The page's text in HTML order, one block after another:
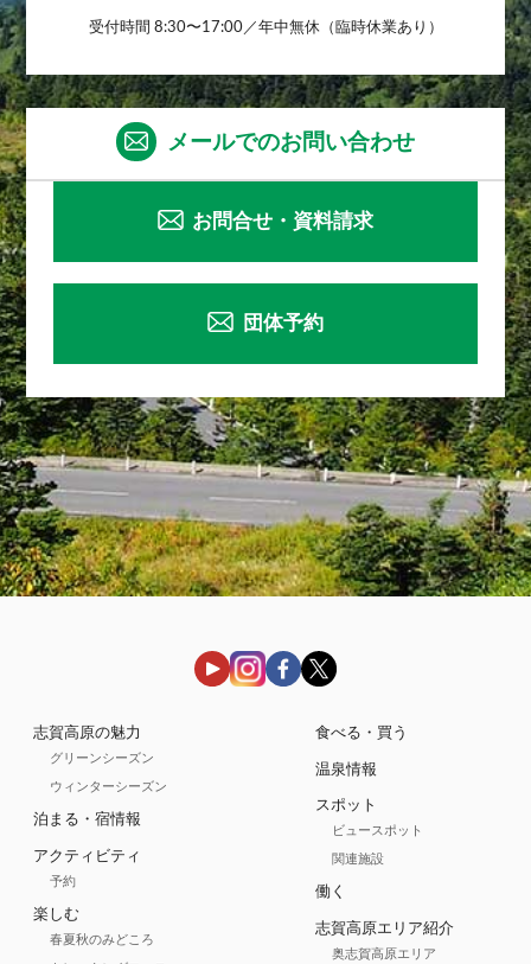
受付時間 8:30〜17:00／年中無休（臨時休業あり）
メールでのお問い合わせ
お問合せ・資料請求
団体予約
志賀高原の魅力
グリーンシーズン
ウィンターシーズン
泊まる・宿情報
アクティビティ
予約
楽しむ
春夏秋のみどころ
食べる・買う
温泉情報
スポット
ビュースポット
関連施設
働く
志賀高原エリア紹介
奥志賀高原エリア